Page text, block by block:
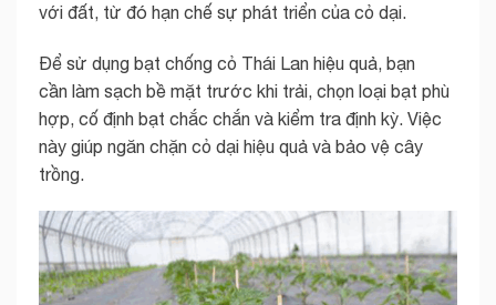
với đất, từ đó hạn chế sự phát triển của cỏ dại.
Để sử dụng bạt chống cỏ Thái Lan hiệu quả, bạn
cần làm sạch bề mặt trước khi trải, chọn loại bạt phù
hợp, cố định bạt chắc chắn và kiểm tra định kỳ. Việc
này giúp ngăn chặn cỏ dại hiệu quả và bảo vệ cây
trồng.